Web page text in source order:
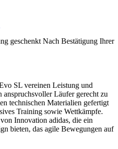
geschenkt Nach Bestätigung Ihrer
SL vereinen Leistung und
Läufer gerecht zu
technischen Materialien gefertigt
Training sowie Wettkämpfe.
Innovation adidas, die ein
bieten, das agile Bewegungen auf